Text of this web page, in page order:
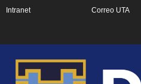
Intranet Correo UTA